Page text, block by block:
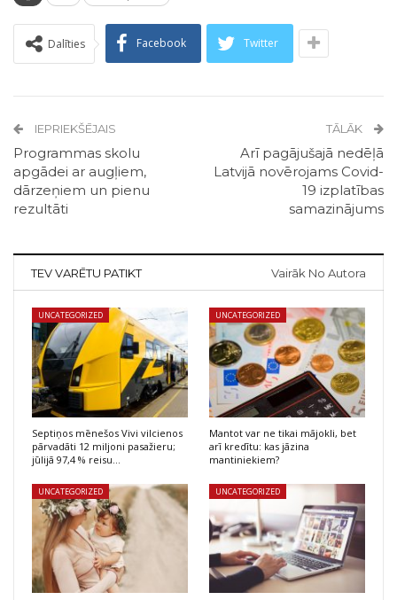
Dalīties Facebook Twitter
IEPRIEKŠĒJAIS
Programmas skolu
apgādei ar augļiem,
dārzeņiem un pienu
rezultāti
TĀLĀK
Arī pagājušajā nedēļā
Latvijā novērojams Covid-
19 izplatības
samazinājums
TEV VARĒTU PATIKT Vairāk No Autora
UNCATEGORIZED
Septiņos mēnešos Vivi vilcienos
pārvadāti 12 miljoni pasažieru;
jūlijā 97,4 % reisu…
UNCATEGORIZED
Mantot var ne tikai mājokli, bet
arī kredītu: kas jāzina
mantiniekiem?
UNCATEGORIZED UNCATEGORIZED